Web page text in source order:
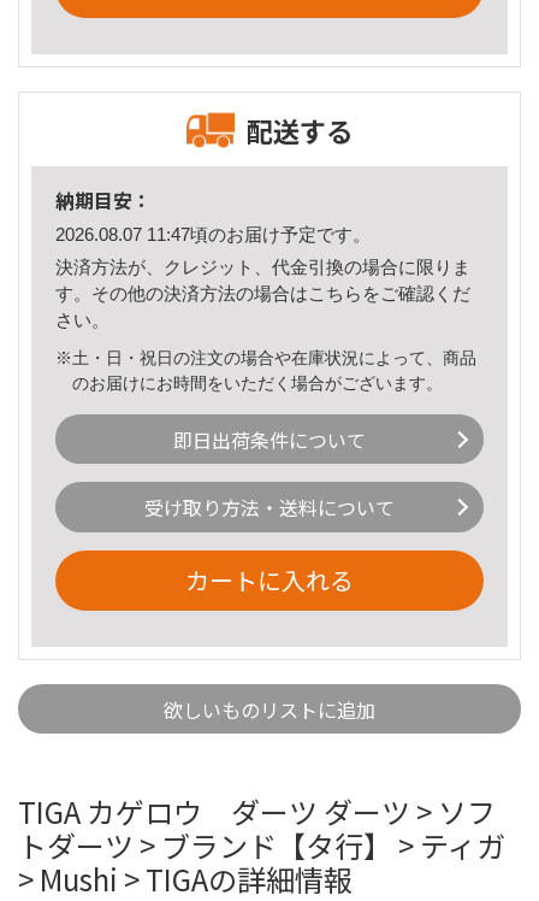
配送する
納期目安：
2026.08.07 11:47頃のお届け予定です。
決済方法が、クレジット、代金引換の場合に限りま
す。その他の決済方法の場合はこちら をご確認くだ
さい。
※土・日・祝日の注文の場合や在庫状況によって、商品
のお届けにお時間をいただく場合がございます。
即日出荷条件について
受け取り方法・送料について
カートに入れる
欲しいものリストに追加
TIGA カゲロウ ダーツ ダーツ > ソフ
トダーツ > ブランド【タ行】 > ティガ
> Mushi > TIGAの詳細情報